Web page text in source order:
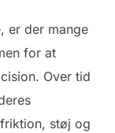
er der mange
for at
Over tid
støj og